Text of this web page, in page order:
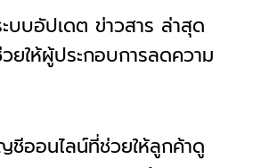
บอัปเดต ข่าวสาร ล่าสุด
ยให้ผู้ประกอบการลดความ
ชีออนไลน์ที่ช่วยให้ลูกค้าดู